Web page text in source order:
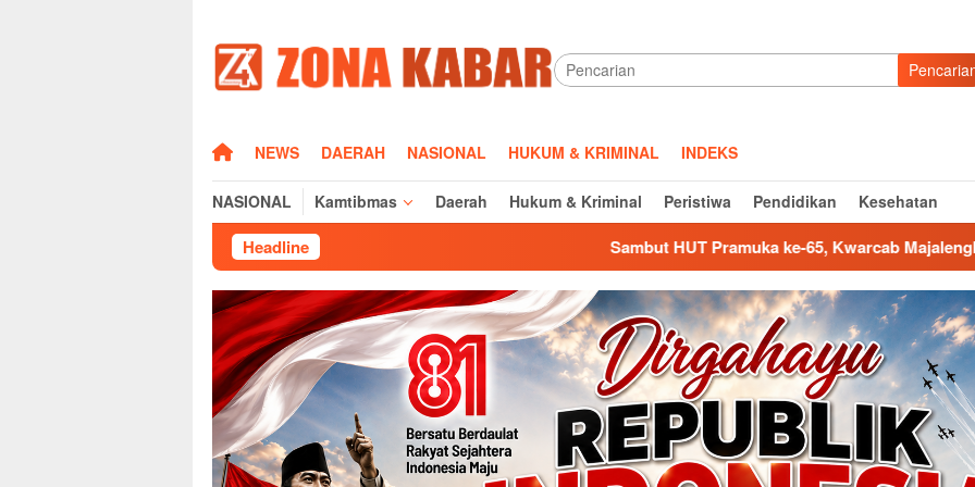
konten
HOMENEWS DAERAH NASIONAL HUKUM & KRIMINAL INDEKS
NASIONAL Kamtibmas Daerah Hukum & Kriminal Peristiwa Pendidikan Kesehatan
Headline Sambut HUT Pramuka ke-65, Kwarcab Majalengka Gerakkan Bulan